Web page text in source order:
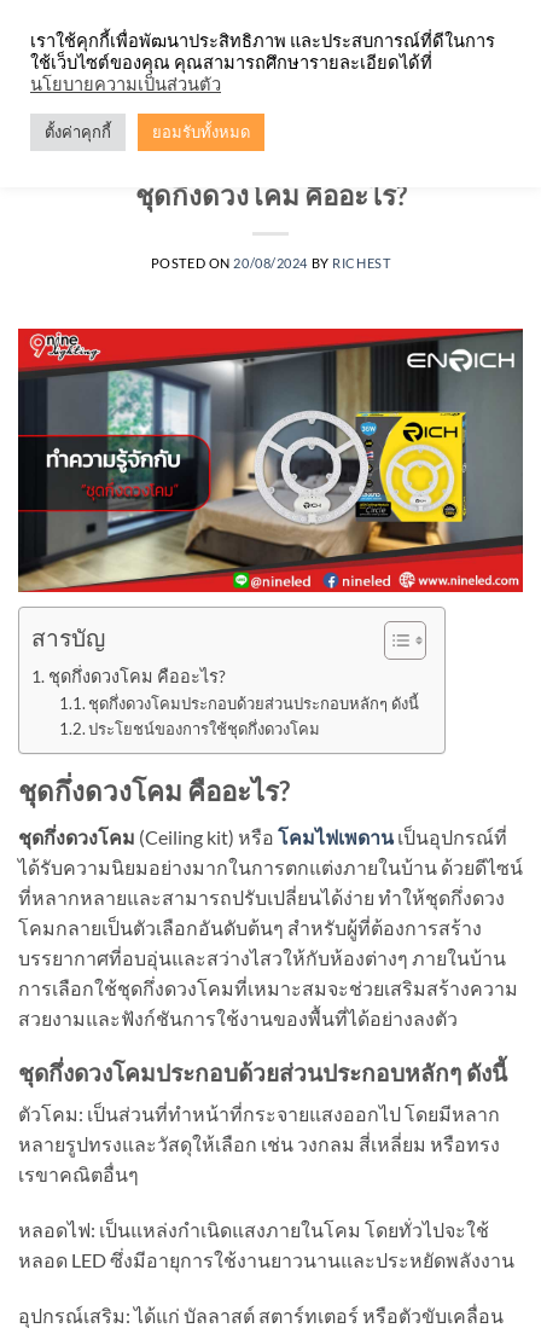
content
ชุดกึ่งดวงโคม คืออะไร?
POSTED ON 20/08/2024 BY RICHEST
สารบัญ
ชุดกึ่งดวงโคม คืออะไร?
ชุดกึ่งดวงโคมประกอบด้วยส่วนประกอบหลักๆ ดังนี้
ประโยชน์ของการใช้ชุดกึ่งดวงโคม
ชุดกึ่งดวงโคม คืออะไร?
ชุดกึ่งดวงโคม (Ceiling kit) หรือ โคมไฟเพดานเป็นอุปกรณ์ที่
ได้รับความนิยมอย่างมากในการตกแต่งภายในบ้าน ด้วยดีไซน์
ที่หลากหลายและสามารถปรับเปลี่ยนได้ง่าย ทำให้ชุดกึ่งดวง
โคมกลายเป็นตัวเลือกอันดับต้นๆ สำหรับผู้ที่ต้องการสร้าง
บรรยากาศที่อบอุ่นและสว่างไสวให้กับห้องต่างๆ ภายในบ้าน
การเลือกใช้ชุดกึ่งดวงโคมที่เหมาะสมจะช่วยเสริมสร้างความ
สวยงามและฟังก์ชันการใช้งานของพื้นที่ได้อย่างลงตัว
ชุดกึ่งดวงโคมประกอบด้วยส่วนประกอบหลักๆ ดังนี้
ตัวโคม: เป็นส่วนที่ทำหน้าที่กระจายแสงออกไป โดยมีหลาก
หลายรูปทรงและวัสดุให้เลือก เช่น วงกลม สี่เหลี่ยม หรือทรง
เรขาคณิตอื่นๆ
หลอดไฟ: เป็นแหล่งกำเนิดแสงภายในโคม โดยทั่วไปจะใช้
หลอด LED ซึ่งมีอายุการใช้งานยาวนานและประหยัดพลังงาน
อุปกรณ์เสริม: ได้แก่ บัลลาสต์ สตาร์ทเตอร์ หรือตัวขับเคลื่อน
เราใช้คุกกี้เพื่อพัฒนาประสิทธิภาพ และประสบการณ์ที่ดีในการ
ใช้เว็บไซต์ของคุณ คุณสามารถศึกษารายละเอียดได้ที่
นโยบายความเป็นส่วนตัว
ตั้งค่าคุกกี้ ยอมรับทั้งหมด